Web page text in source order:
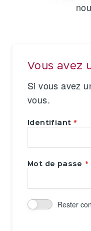
Vous avez
Si vous avez
vous.
Identifiant
Mot de passe
Rester